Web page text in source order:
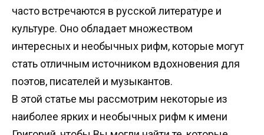
часто встречаются в русской литературе и
культуре. Оно обладает множеством
интересных и необычных рифм, которые могут
стать отличным источником вдохновения для
поэтов, писателей и музыкантов.
В этой статье мы рассмотрим некоторые из
наиболее ярких и необычных рифм к имени